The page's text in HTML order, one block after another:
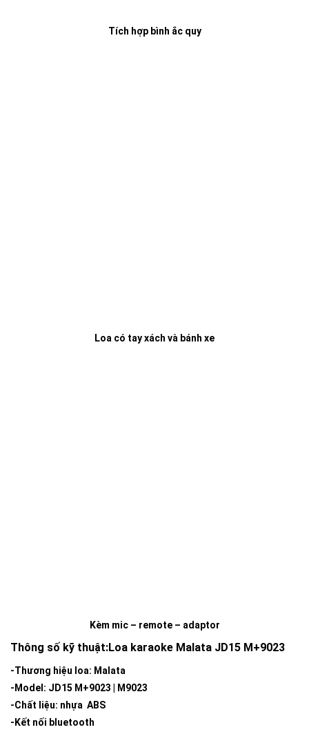
Tích hợp bình ắc quy
Loa có tay xách và bánh xe
Kèm mic – remote – adaptor
Thông số kỹ thuật:Loa karaoke Malata JD15 M+9023
-Thương hiệu loa: Malata
-Model: JD15 M+9023 | M9023
-Chất liệu: nhựa ABS
-Kết nối bluetooth